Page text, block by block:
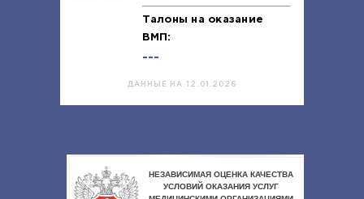
Талоны на оказание
ВМП:
---
ДАННЫЕ НА 12.01.2026